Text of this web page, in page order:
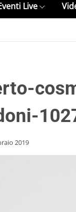
Live
2019